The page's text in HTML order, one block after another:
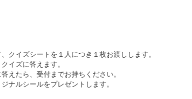
クイズシートを１人につき１枚お渡しします。
イズに答えます。
えたら、受付までお持ちください。
ナルシールをプレゼントします。